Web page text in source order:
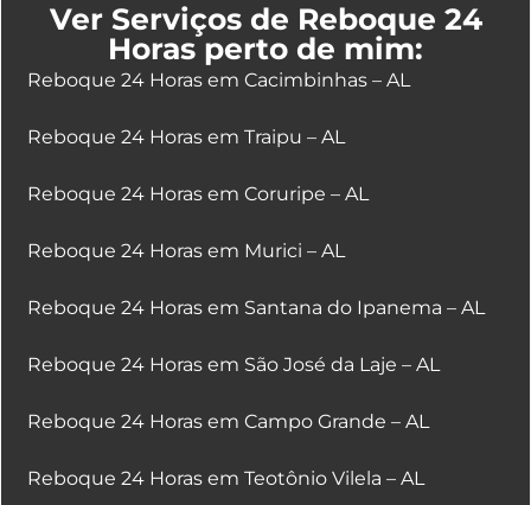
Ver Serviços de Reboque 24
Horas perto de mim:
Reboque 24 Horas em Cacimbinhas – AL
Reboque 24 Horas em Traipu – AL
Reboque 24 Horas em Coruripe – AL
Reboque 24 Horas em Murici – AL
Reboque 24 Horas em Santana do Ipanema – AL
Reboque 24 Horas em São José da Laje – AL
Reboque 24 Horas em Campo Grande – AL
Reboque 24 Horas em Teotônio Vilela – AL